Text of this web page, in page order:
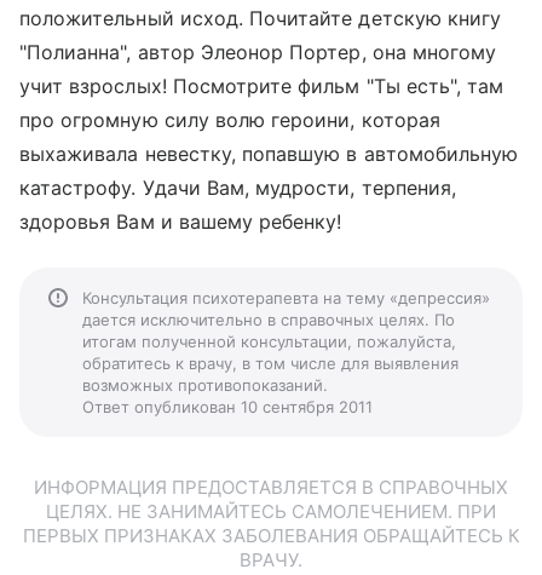
положительный исход. Почитайте детскую книгу
"Полианна", автор Элеонор Портер, она многому
учит взрослых! Посмотрите фильм "Ты есть", там
про огромную силу волю героини, которая
выхаживала невестку, попавшую в автомобильную
катастрофу. Удачи Вам, мудрости, терпения,
здоровья Вам и вашему ребенку!
Консультация психотерапевта на тему «депрессия»
дается исключительно в справочных целях. По
итогам полученной консультации, пожалуйста,
обратитесь к врачу, в том числе для выявления
возможных противопоказаний.
Ответ опубликован 10 сентября 2011
ИНФОРМАЦИЯ ПРЕДОСТАВЛЯЕТСЯ В СПРАВОЧНЫХ
ЦЕЛЯХ. НЕ ЗАНИМАЙТЕСЬ САМОЛЕЧЕНИЕМ. ПРИ
ПЕРВЫХ ПРИЗНАКАХ ЗАБОЛЕВАНИЯ ОБРАЩАЙТЕСЬ К
ВРАЧУ.